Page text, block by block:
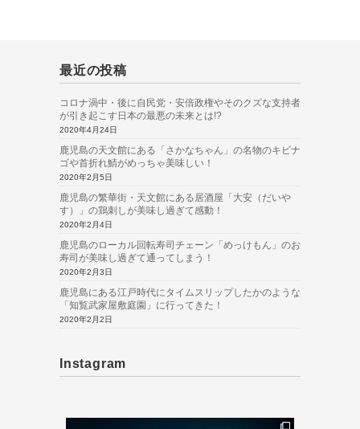
最近の投稿
コロナ渦中・後に自民党・安倍政権やそのクズな支持者
が引き起こす日本の最悪の未来とは!?
2020年4月24日
鹿児島の天文館にある「さかなちゃん」の名物のキビナ
ゴや首折れ鯖がめっちゃ美味しい！
2020年2月5日
鹿児島の繁華街・天文館にある居酒屋「大安（だいや
す）」の鶏刺しが美味し過ぎて感動！
2020年2月4日
鹿児島のローカル回転寿司チェーン「めっけもん」のお
寿司が美味し過ぎて通ってしまう！
2020年2月3日
鹿児島にある江戸時代にタイムスリップしたかのような
「知覧武家屋敷庭園」に行ってきた！
2020年2月2日
Instagram